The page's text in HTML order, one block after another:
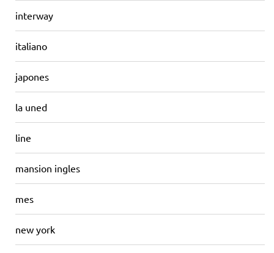
interway
italiano
japones
la uned
line
mansion ingles
mes
new york